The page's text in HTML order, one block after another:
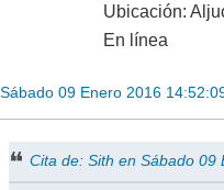
Ubicación:
En línea
Sábado 09 Enero 2016
Cita de: Sith en Sábado 09